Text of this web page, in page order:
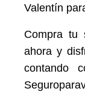
Valentín
Compra tu
ahora y
contando